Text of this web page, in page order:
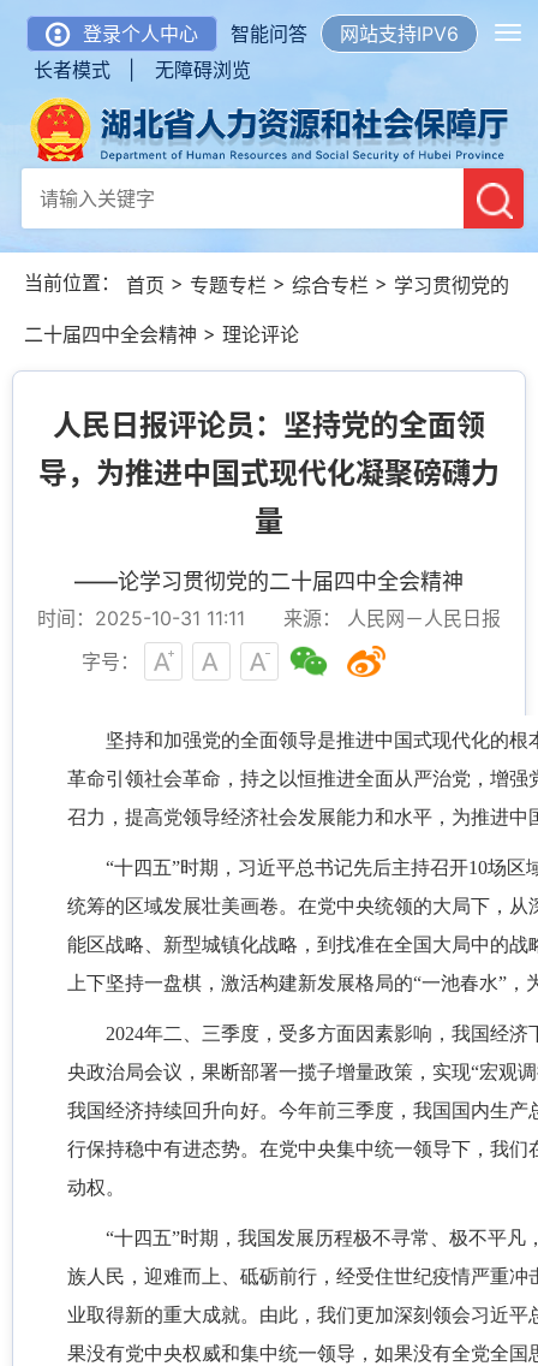
登录个人中心 智能问答
网站支持IPV6
长者模式 |
无障碍浏览
当前位置： 首页 > 专题专栏 > 综合专栏 > 学习贯彻党的
二十届四中全会精神 > 理论评论
人民日报评论员：坚持党的全面领
导，为推进中国式现代化凝聚磅礴力
量
——论学习贯彻党的二十届四中全会精神
时间：2025-10-31 11:11
来源： 人民网－人民日报
字号：
坚持和加强党的全面领导是推进中国式现代化的
革命引领社会革命，持之以恒推进全面从严治党，增
召力，提高党领导经济社会发展能力和水平，为推进中
“十四五”时期，习近平总书记先后主持召开10场
统筹的区域发展壮美画卷。在党中央统领的大局下，
能区战略、新型城镇化战略，到找准在全国大局中的
上下坚持一盘棋，激活构建新发展格局的“一池春水”
2024年二、三季度，受多方面因素影响，我国经
央政治局会议，果断部署一揽子增量政策，实现“宏观
我国经济持续回升向好。今年前三季度，我国国内生
行保持稳中有进态势。在党中央集中统一领导下，我
动权。
“十四五”时期，我国发展历程极不寻常、极不平
族人民，迎难而上、砥砺前行，经受住世纪疫情严重
业取得新的重大成就。由此，我们更加深刻领会习近
果没有党中央权威和集中统一领导，如果没有全党全